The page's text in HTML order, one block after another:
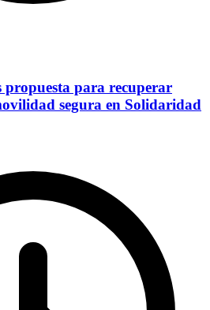
propuesta para recuperar
segura en Solidaridad